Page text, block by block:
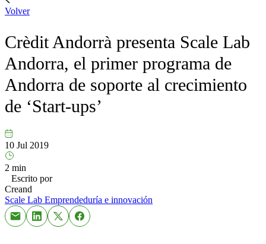
Volver
Crèdit Andorrà presenta Scale Lab
Andorra, el primer programa de
Andorra de soporte al crecimiento
de ‘Start-ups’
10 Jul 2019
2 min
Escrito por
Creand
Scale Lab Emprendeduría e innovación